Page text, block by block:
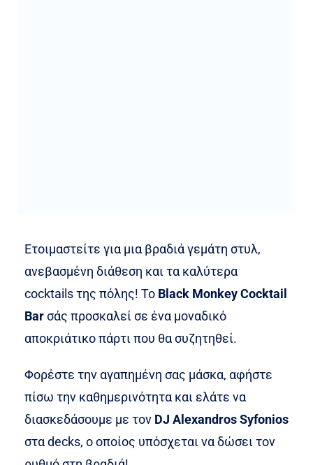
Ετοιμαστείτε για μια βραδιά γεμάτη στυλ,
ανεβασμένη διάθεση και τα καλύτερα
cocktails της πόλης! Το Black Monkey Cocktail
Barσάς προσκαλεί σε ένα μοναδικό
αποκριάτικο πάρτι που θα συζητηθεί.
Φορέστε την αγαπημένη σας μάσκα, αφήστε
πίσω την καθημερινότητα και ελάτε να
διασκεδάσουμε με τον DJ Alexandros Syfonios
στα decks, ο οποίος υπόσχεται να δώσει τον